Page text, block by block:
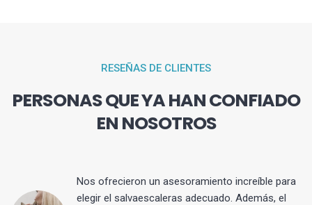
RESEÑAS DE CLIENTES
PERSONAS QUE YA HAN CONFIADO
EN NOSOTROS
Nos ofrecieron un asesoramiento increíble para
elegir el salvaescaleras adecuado. Además, el